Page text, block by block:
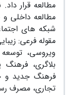
مطالعه داخلی
مقوله فرعی:
ویروسی،
بلاگری،
فرهنگ جدید و
تجاری، مصرف